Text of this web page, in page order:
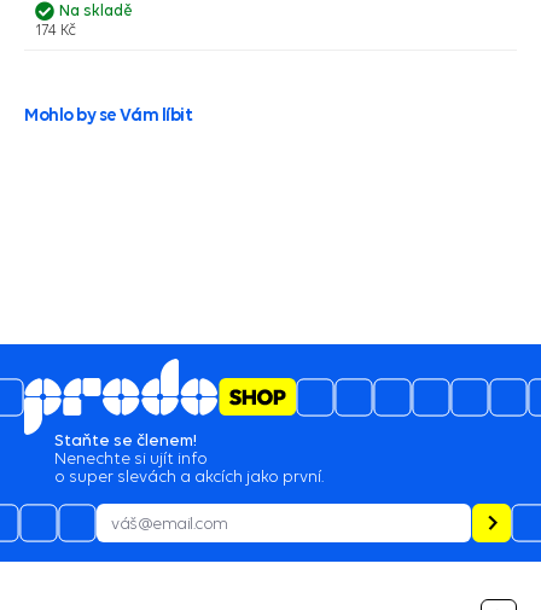
Na skladě
174 Kč
Mohlo by se Vám líbit
Staňte se členem!
Nenechte si ujít info
o super slevách a akcích jako první.